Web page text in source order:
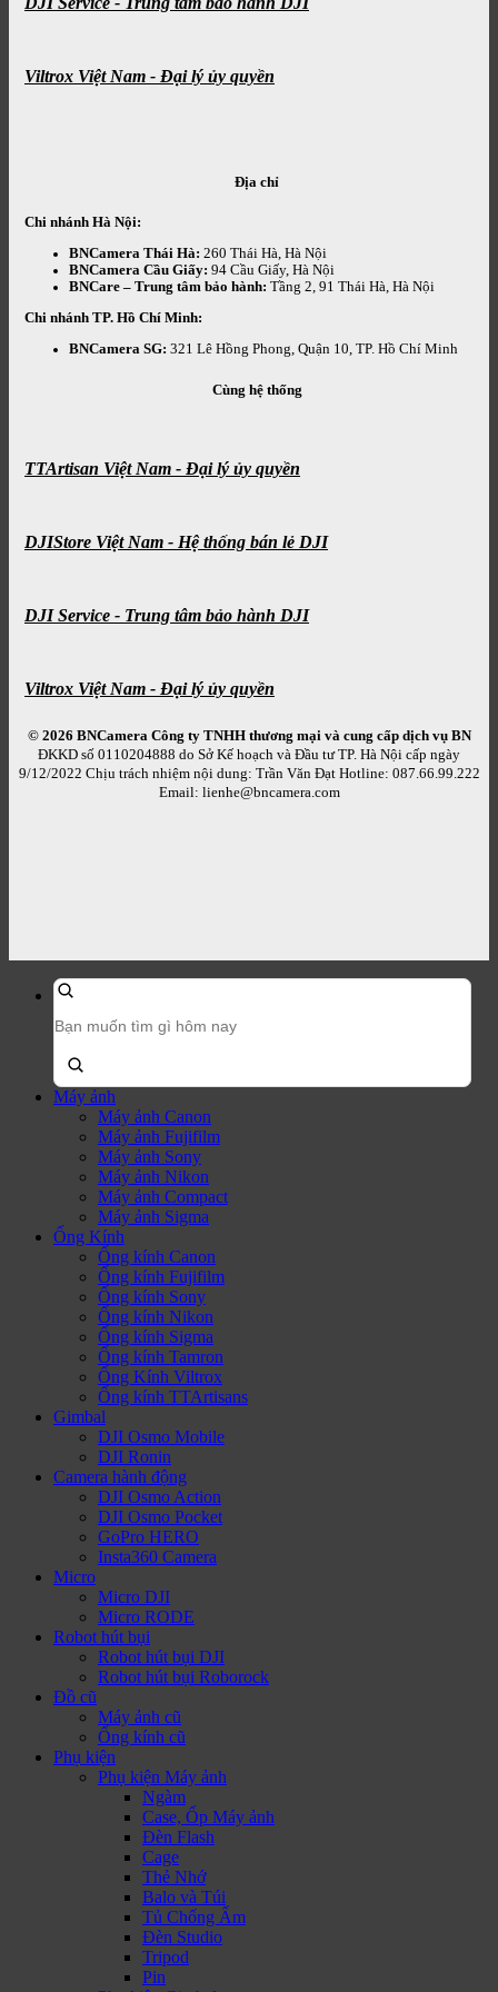
Viltrox Việt Nam - Đại lý ủy quyền
Địa chỉ
Chi nhánh Hà Nội:
BNCamera Thái Hà: 260 Thái Hà, Hà Nội
BNCamera Cầu Giấy: 94 Cầu Giấy, Hà Nội
BNCare – Trung tâm bảo hành: Tầng 2, 91 Thái Hà, Hà Nội
Chi nhánh TP. Hồ Chí Minh:
BNCamera SG: 321 Lê Hồng Phong, Quận 10, TP. Hồ Chí Minh
Cùng hệ thống
TTArtisan Việt Nam - Đại lý ủy quyền
DJIStore Việt Nam - Hệ thống bán lẻ DJI
DJI Service - Trung tâm bảo hành DJI
Viltrox Việt Nam - Đại lý ủy quyền
© 2026 BNCamera Công ty TNHH thương mại và cung cấp dịch vụ BN
ĐKKD số 0110204888 do Sở Kế hoạch và Đầu tư TP. Hà Nội cấp ngày
9/12/2022 Chịu trách nhiệm nội dung: Trần Văn Đạt Hotline: 087.66.99.222
Email: lienhe@bncamera.com
kiếm
sản
phẩm:
Máy ảnh
Máy ảnh Canon
Máy ảnh Fujifilm
Máy ảnh Sony
Máy ảnh Nikon
Máy ảnh Compact
Máy ảnh Sigma
Ống Kính
Ống kính Canon
Ống kính Fujifilm
Ống kính Sony
Ống kính Nikon
Ống kính Sigma
Ống kính Tamron
Ống Kính Viltrox
Ống kính TTArtisans
Gimbal
DJI Osmo Mobile
DJI Ronin
Camera hành động
DJI Osmo Action
DJI Osmo Pocket
GoPro HERO
Insta360 Camera
Micro
Micro DJI
Micro RODE
Robot hút bụi
Robot hút bụi DJI
Robot hút bụi Roborock
Đồ cũ
Máy ảnh cũ
Ống kính cũ
Phụ kiện
Phụ kiện Máy ảnh
Ngàm
Case, Ốp Máy ảnh
Đèn Flash
Cage
Thẻ Nhớ
Balo và Túi
Tủ Chống Ẩm
Đèn Studio
Tripod
Pin